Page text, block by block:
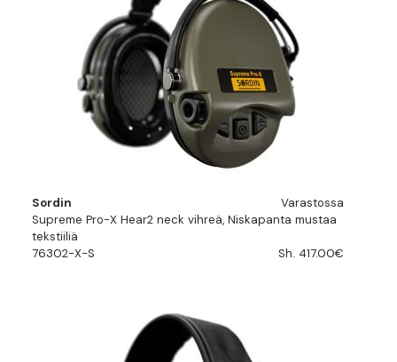
Sordin
Varastossa
Supreme Pro-X Hear2 neck vihreä, Niskapanta mustaa
tekstiiliä
76302-X-S
Sh. 417.00€